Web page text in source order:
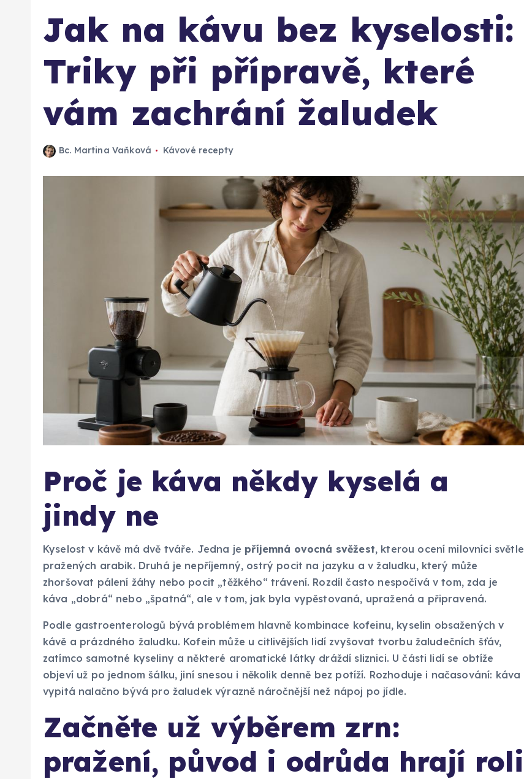
Jak na kávu bez kyselosti:
Triky při přípravě, které
vám zachrání žaludek
Bc. Martina Vaňková Kávové recepty
Proč je káva někdy kyselá a
jindy ne
Kyselost v kávě má dvě tváře. Jedna je příjemná ovocná svěžest, kterou ocení milovníci světle
pražených arabik. Druhá je nepříjemný, ostrý pocit na jazyku a v žaludku, který může
zhoršovat pálení žáhy nebo pocit „těžkého“ trávení. Rozdíl často nespočívá v tom, zda je
káva „dobrá“ nebo „špatná“, ale v tom, jak byla vypěstovaná, upražená a připravená.
Podle gastroenterologů bývá problémem hlavně kombinace kofeinu, kyselin obsažených v
kávě a prázdného žaludku. Kofein může u citlivějších lidí zvyšovat tvorbu žaludečních šťáv,
zatímco samotné kyseliny a některé aromatické látky dráždí sliznici. U části lidí se obtíže
objeví už po jednom šálku, jiní snesou i několik denně bez potíží. Rozhoduje i načasování: káva
vypitá nalačno bývá pro žaludek výrazně náročnější než nápoj po jídle.
Začněte už výběrem zrn:
pražení, původ i odrůda hrají roli